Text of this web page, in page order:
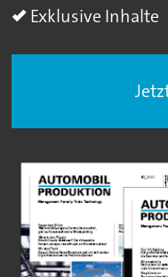
Exklusive Inhalte